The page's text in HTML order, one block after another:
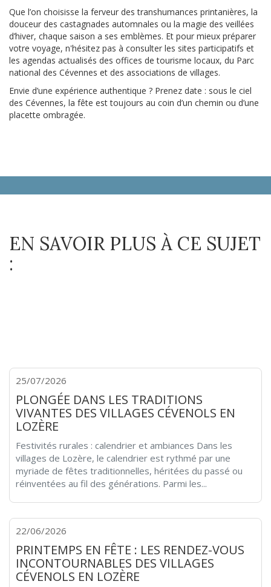
Que l’on choisisse la ferveur des transhumances printanières, la
douceur des castagnades automnales ou la magie des veillées
d’hiver, chaque saison a ses emblèmes. Et pour mieux préparer
votre voyage, n'hésitez pas à consulter les sites participatifs et
les agendas actualisés des offices de tourisme locaux, du Parc
national des Cévennes et des associations de villages.
Envie d’une expérience authentique ? Prenez date : sous le ciel
des Cévennes, la fête est toujours au coin d’un chemin ou d’une
placette ombragée.
EN SAVOIR PLUS À CE SUJET
:
25/07/2026
PLONGÉE DANS LES TRADITIONS
VIVANTES DES VILLAGES CÉVENOLS EN
LOZÈRE
Festivités rurales : calendrier et ambiances Dans les
villages de Lozère, le calendrier est rythmé par une
myriade de fêtes traditionnelles, héritées du passé ou
réinventées au fil des générations. Parmi les...
22/06/2026
PRINTEMPS EN FÊTE : LES RENDEZ-VOUS
INCONTOURNABLES DES VILLAGES
CÉVENOLS EN LOZÈRE